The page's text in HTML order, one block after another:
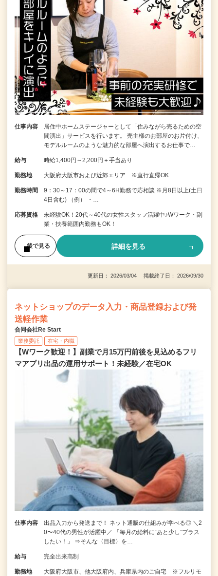
仕事内容
居住中ホームステージャーとして「住みながら売るための空
間演出」サービスを行います。 売主様のお部屋のお片付け、
モデルルームのような魅力的な部屋へ演出するお仕事で…
給与 時給1,400円～2,200円＋手当あり
勤務地 大阪府大阪市および近郊エリア ※直行直帰OK
勤務時間
9：30～17：00の間で4～6H勤務で応相談 ※月8日以上(土日
4日含む) （例） ・…
応募資格
未経験OK！20代～40代の女性スタッフ活躍中♪Wワーク・副
業・扶養範囲内勤務もOK！
後で見る 詳細を見る
更新日： 2026/03/04 掲載終了日： 2026/09/30
ネットショップのデータ入力・商品登録および発
送軽作業
合同会社Re Start
業務委託 在宅・内職
【Wワーク歓迎！】副業で月15万円前後を見込めるフリ
マアプリ出品の運用サポート！未経験／在宅OK
仕事内容
出品入力から発送まで！ ネット通販の仕組みが学べる◎ ＼2
0〜40代の男性が活躍中／ 「毎月の給料に“あと少し”プラス
したい！」 ⇒そんな〈目標〉を…
給与 完全出来高制
勤務地 大阪府大阪市、他大阪府内、兵庫県内のご自宅 ※フルリモ